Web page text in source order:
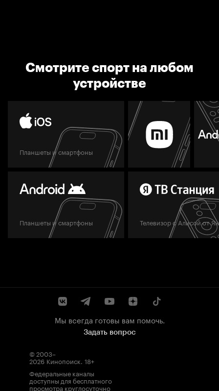
Смотрите спорт на любом
устройстве
Планшеты и смартфоны
Планшеты и смартфоны Телевизор с Алисой от
Мы всегда готовы вам помочь.
Задать вопрос
© 2003–
2026 Кинопоиск. 18+
Федеральные каналы
доступны для бесплатного
просмотра круглосуточно